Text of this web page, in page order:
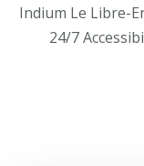
Indium Le Libre-
24/7